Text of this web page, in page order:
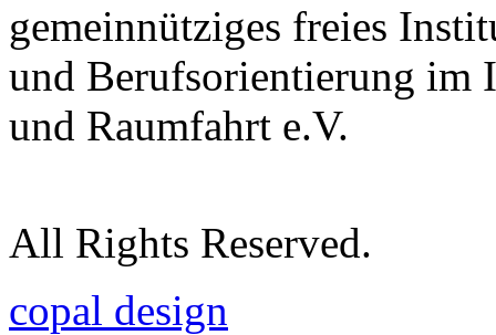
gemeinnütziges freies
und Berufsorientierung im
und Raumfahrt e.V.
All Rights Reserved.
copal design